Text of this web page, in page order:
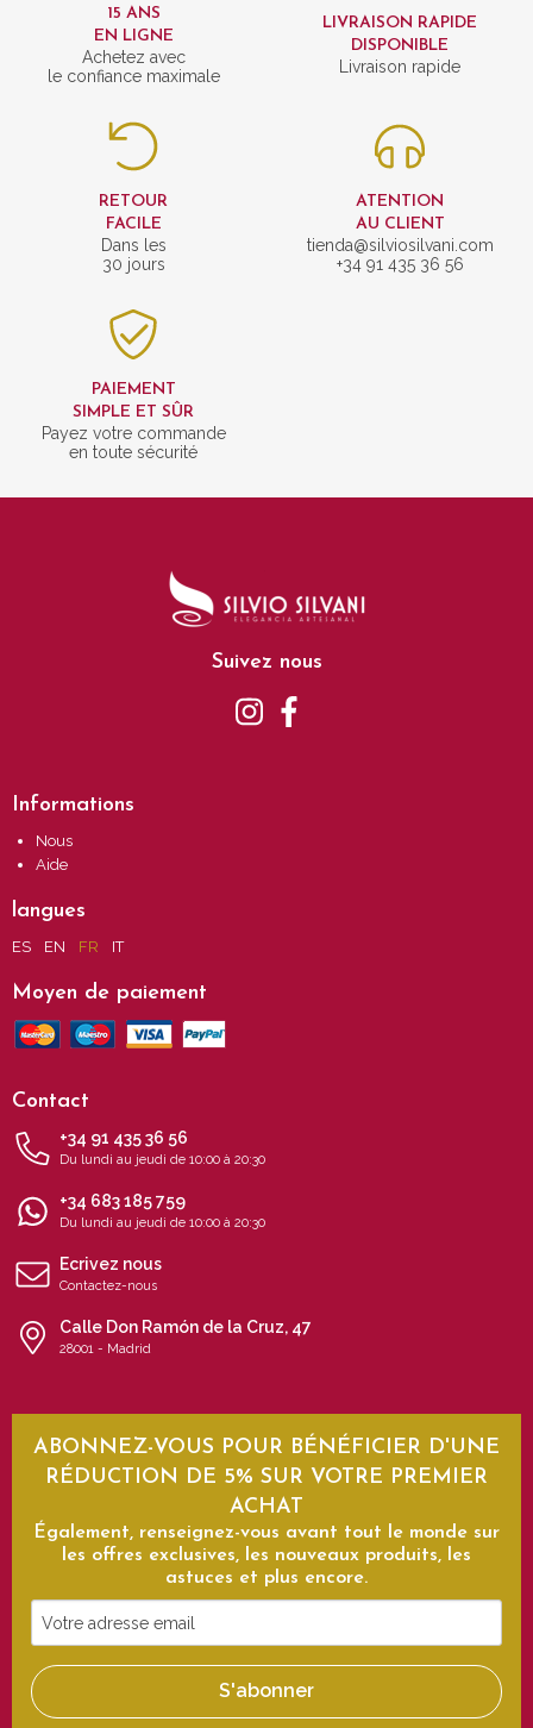
15 ANS
EN LIGNE
Achetez avec
le confiance maximale
LIVRAISON RAPIDE
DISPONIBLE
Livraison rapide
RETOUR
FACILE
Dans les
30 jours
ATENTION
AU CLIENT
tienda@silviosilvani.com
+34 91 435 36 56
PAIEMENT
SIMPLE ET SÛR
Payez votre commande
en toute sécurité
Suivez nous
Informations
Nous
Aide
langues
ES EN FR IT
Moyen de paiement
Contact
+34 91 435 36 56
Du lundi au jeudi de 10:00 à 20:30
+34 683 185 759
Du lundi au jeudi de 10:00 à 20:30
Ecrivez nous
Contactez-nous
Calle Don Ramón de la Cruz, 47
28001 - Madrid
ABONNEZ-VOUS POUR BÉNÉFICIER D'UNE
RÉDUCTION DE 5% SUR VOTRE PREMIER
ACHAT
Également, renseignez-vous avant tout le monde sur
les offres exclusives, les nouveaux produits, les
astuces et plus encore.
Votre
adresse
email
S'abonner